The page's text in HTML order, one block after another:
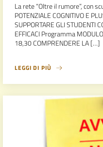
La rete “Oltre il rumore”, con
POTENZIALE COGNITIVO E
SUPPORTARE GLI STUDENTI
EFFICACI Programma
18,30 COMPRENDERE LA […]
LEGGI DI PIÙ